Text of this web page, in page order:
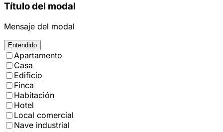
Título del modal
Mensaje del modal
Entendido
Apartamento
Casa
Edificio
Finca
Habitación
Hotel
Local comercial
Nave industrial